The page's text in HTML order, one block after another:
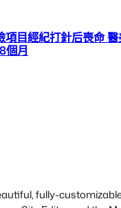
項目經紀打針后喪命
個月
fully-